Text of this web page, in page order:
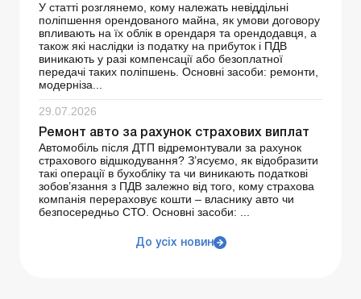
У статті розглянемо, кому належать невіддільні
поліпшення орендованого майна, як умови договору
впливають на їх облік в орендаря та орендодавця, а
також які наслідки із податку на прибуток і ПДВ
виникають у разі компенсації або безоплатної
передачі таких поліпшень. Основні засоби: ремонти,
модерніза...
29.07.2026
Ремонт авто за рахунок страхових виплат
Автомобіль після ДТП відремонтували за рахунок
страхового відшкодування? З’ясуємо, як відобразити
такі операції в бухобліку та чи виникають податкові
зобов’язання з ПДВ залежно від того, кому страхова
компанія перераховує кошти – власнику авто чи
безпосередньо СТО. Основні засоби: ...
До усіх новин